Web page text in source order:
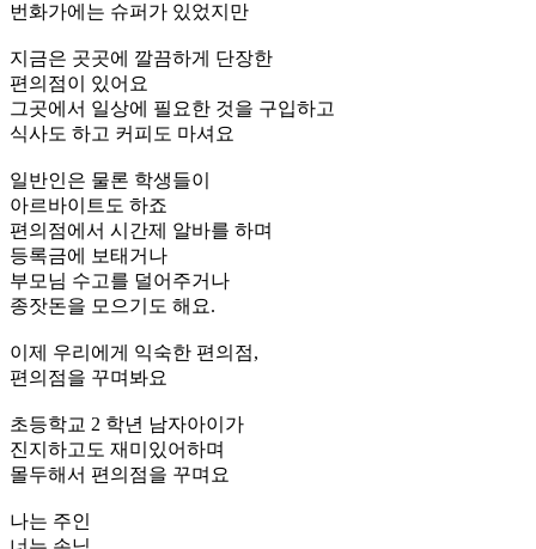
번화가에는 슈퍼가 있었지만
지금은 곳곳에 깔끔하게 단장한
편의점이 있어요
그곳에서 일상에 필요한 것을 구입하고
식사도 하고 커피도 마셔요
일반인은 물론 학생들이
아르바이트도 하죠
편의점에서 시간제 알바를 하며
등록금에 보태거나
부모님 수고를 덜어주거나
종잣돈을 모으기도 해요.
이제 우리에게 익숙한 편의점,
편의점을 꾸며봐요
초등학교 2 학년 남자아이가
진지하고도 재미있어하며
몰두해서 편의점을 꾸며요
나는 주인